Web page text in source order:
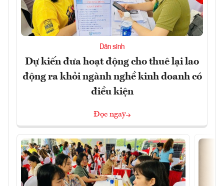
Dân sinh
Dự kiến đưa hoạt động cho thuê lại lao
động ra khỏi ngành nghề kinh doanh có
điều kiện
Đọc ngay